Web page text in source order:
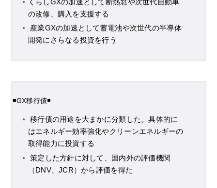
の改修、購入を支援する
産業GXの加速として蓄電池や次世代の半導体
開発にさらなる投資を行う
◾️GX移行債◾️
移行債の用途を大まかに分類した。具体的に
はエネルギー効率強化やクリーンエネルギーの
取得能力に投資する
策定した方針に対して、国内外の評価機関
（DNV、JCR）から評価を得た